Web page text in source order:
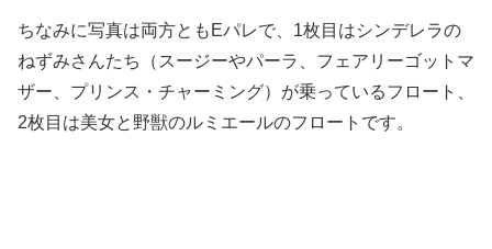
ちなみに写真は両方ともEパレで、1枚目はシンデレラの
ねずみさんたち（スージーやパーラ、フェアリーゴットマ
ザー、プリンス・チャーミング）が乗っているフロート、
2枚目は美女と野獣のルミエールのフロートです。